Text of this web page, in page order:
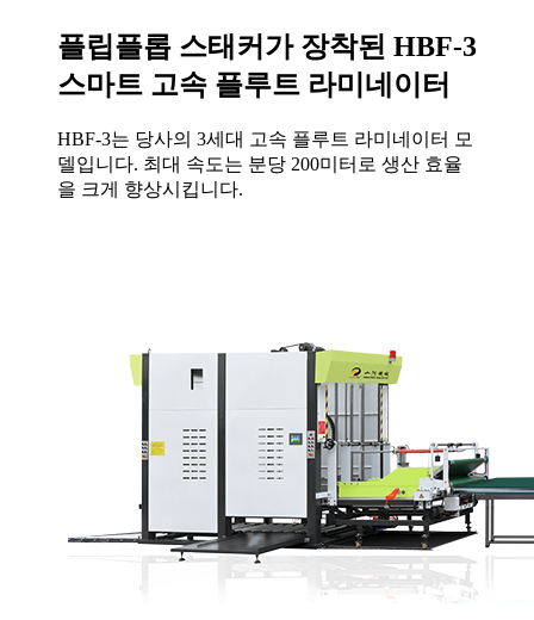
플립플롭 스태커가 장착된 HBF-3
스마트 고속 플루트 라미네이터
HBF-3는 당사의 3세대 고속 플루트 라미네이터 모
델입니다. 최대 속도는 분당 200미터로 생산 효율
을 크게 향상시킵니다.